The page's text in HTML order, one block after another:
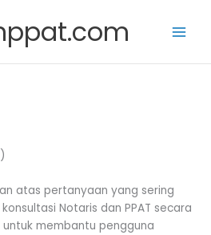
atas pertanyaan yang sering
Notaris dan PPAT secara
untuk membantu pengguna